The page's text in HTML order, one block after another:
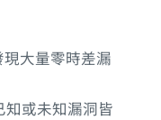
大量零時差漏
知或未知漏洞皆